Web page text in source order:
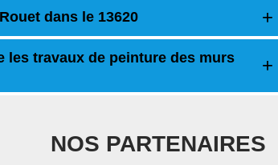
dans le 13620
les travaux de peinture des murs
NOS PARTENAIRES